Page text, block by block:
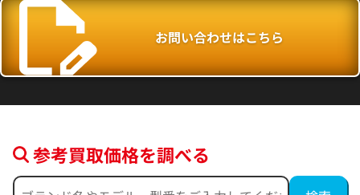
お問い合わせはこちら
参考買取価格を調べる